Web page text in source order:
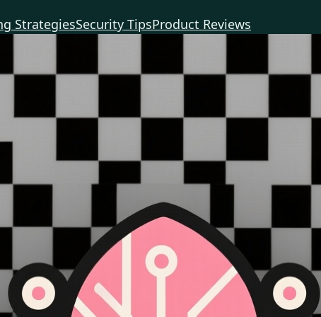
StrategiesSecurity TipsProduct Reviews